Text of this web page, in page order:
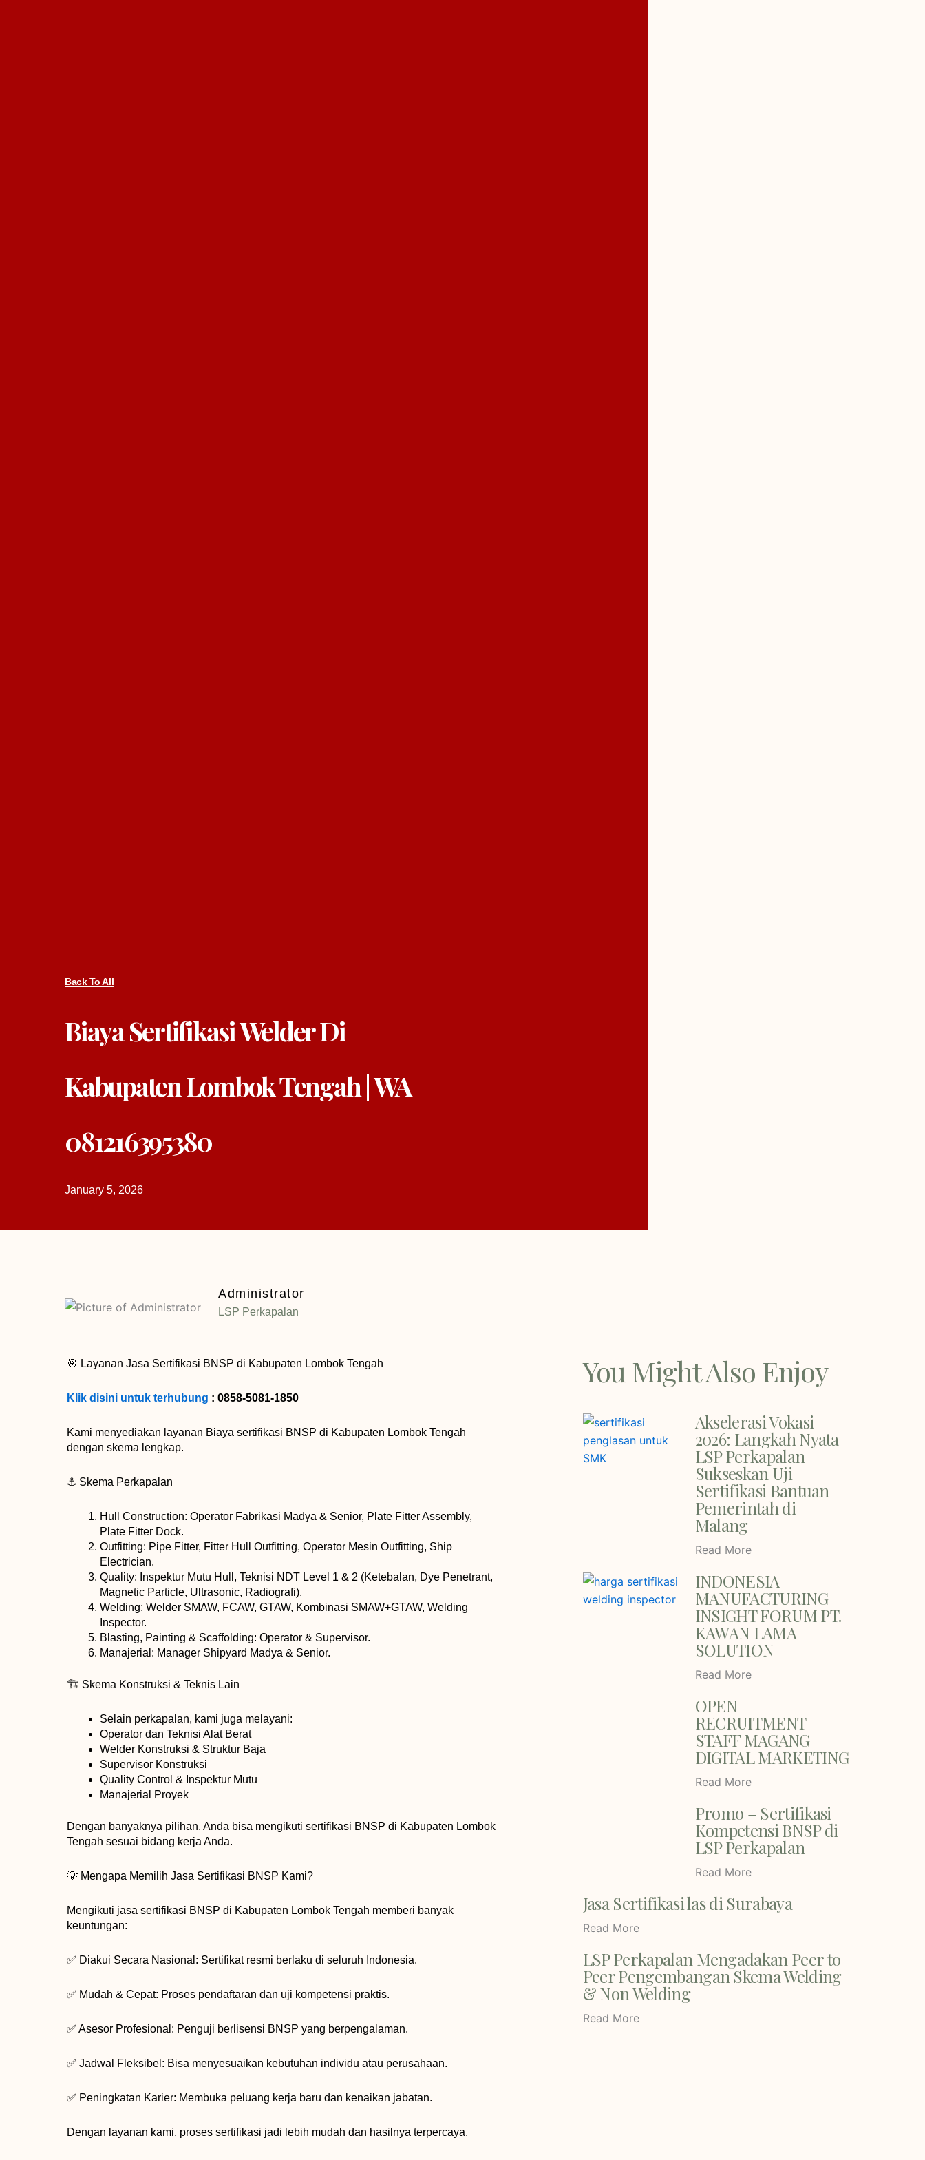
Back To All
Biaya Sertifikasi Welder Di
Kabupaten Lombok Tengah | WA
081216395380
January 5, 2026
Administrator
LSP Perkapalan
🎯 Layanan Jasa Sertifikasi BNSP di Kabupaten Lombok Tengah
Klik disini untuk terhubung : 0858-5081-1850
Kami menyediakan layanan Biaya sertifikasi BNSP di Kabupaten Lombok Tengah
dengan skema lengkap.
⚓ Skema Perkapalan
Hull Construction: Operator Fabrikasi Madya & Senior, Plate Fitter Assembly,
Plate Fitter Dock.
Outfitting: Pipe Fitter, Fitter Hull Outfitting, Operator Mesin Outfitting, Ship
Electrician.
Quality: Inspektur Mutu Hull, Teknisi NDT Level 1 & 2 (Ketebalan, Dye Penetrant,
Magnetic Particle, Ultrasonic, Radiografi).
Welding: Welder SMAW, FCAW, GTAW, Kombinasi SMAW+GTAW, Welding
Inspector.
Blasting, Painting & Scaffolding: Operator & Supervisor.
Manajerial: Manager Shipyard Madya & Senior.
🏗️ Skema Konstruksi & Teknis Lain
Selain perkapalan, kami juga melayani:
Operator dan Teknisi Alat Berat
Welder Konstruksi & Struktur Baja
Supervisor Konstruksi
Quality Control & Inspektur Mutu
Manajerial Proyek
Dengan banyaknya pilihan, Anda bisa mengikuti sertifikasi BNSP di Kabupaten Lombok
Tengah sesuai bidang kerja Anda.
💡 Mengapa Memilih Jasa Sertifikasi BNSP Kami?
Mengikuti jasa sertifikasi BNSP di Kabupaten Lombok Tengah memberi banyak
keuntungan:
✅ Diakui Secara Nasional: Sertifikat resmi berlaku di seluruh Indonesia.
✅ Mudah & Cepat: Proses pendaftaran dan uji kompetensi praktis.
✅ Asesor Profesional: Penguji berlisensi BNSP yang berpengalaman.
✅ Jadwal Fleksibel: Bisa menyesuaikan kebutuhan individu atau perusahaan.
✅ Peningkatan Karier: Membuka peluang kerja baru dan kenaikan jabatan.
Dengan layanan kami, proses sertifikasi jadi lebih mudah dan hasilnya terpercaya.
You Might Also Enjoy
Akselerasi Vokasi
2026: Langkah Nyata
LSP Perkapalan
Sukseskan Uji
Sertifikasi Bantuan
Pemerintah di
Malang
Read More
INDONESIA
MANUFACTURING
INSIGHT FORUM PT.
KAWAN LAMA
SOLUTION
Read More
OPEN
RECRUITMENT –
STAFF MAGANG
DIGITAL MARKETING
Read More
Promo – Sertifikasi
Kompetensi BNSP di
LSP Perkapalan
Read More
Jasa Sertifikasi las di Surabaya
Read More
LSP Perkapalan Mengadakan Peer to
Peer Pengembangan Skema Welding
& Non Welding
Read More